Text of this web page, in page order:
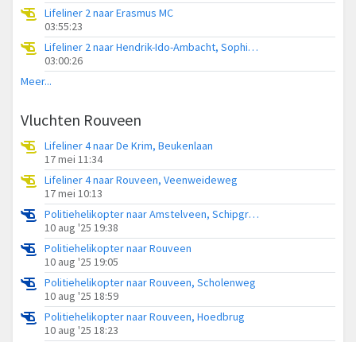
Lifeliner 2 naar Erasmus MC
03:55:23
Lifeliner 2 naar Hendrik-Ido-Ambacht, Sophiapark-West
03:00:26
Meer...
Vluchten Rouveen
Lifeliner 4 naar De Krim, Beukenlaan
17 mei 11:34
Lifeliner 4 naar Rouveen, Veenweideweg
17 mei 10:13
Politiehelikopter naar Amstelveen, Schipgravenweg
10 aug '25 19:38
Politiehelikopter naar Rouveen
10 aug '25 19:05
Politiehelikopter naar Rouveen, Scholenweg
10 aug '25 18:59
Politiehelikopter naar Rouveen, Hoedbrug
10 aug '25 18:23